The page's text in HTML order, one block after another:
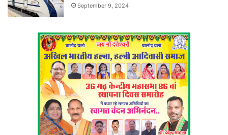
September 9, 2024